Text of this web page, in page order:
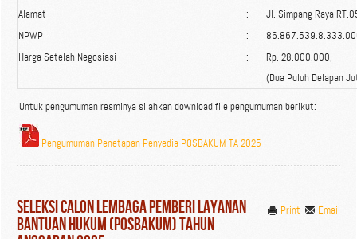
Alamat
:
Jl. Simpang Raya
NPWP
:
Harga Setelah Negosiasi
:
Rp. 28.000.000,-
(Dua Puluh Delapan
Untuk pengumuman resminya silahkan download file pengumuman berikut:
Pengumuman Penetapan Penyedia POSBAKUM TA 2025
Email
Print
Seleksi Calon Lembaga Pemberi Layanan
Bantuan Hukum (Posbakum) Tahun